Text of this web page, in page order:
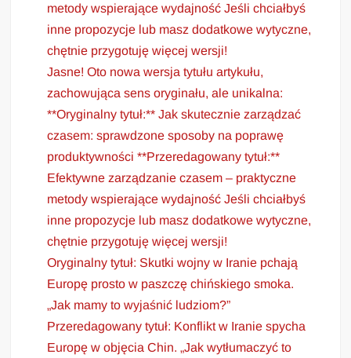
metody wspierające wydajność Jeśli chciałbyś
inne propozycje lub masz dodatkowe wytyczne,
chętnie przygotuję więcej wersji!
Jasne! Oto nowa wersja tytułu artykułu,
zachowująca sens oryginału, ale unikalna:
**Oryginalny tytuł:** Jak skutecznie zarządzać
czasem: sprawdzone sposoby na poprawę
produktywności **Przeredagowany tytuł:**
Efektywne zarządzanie czasem – praktyczne
metody wspierające wydajność Jeśli chciałbyś
inne propozycje lub masz dodatkowe wytyczne,
chętnie przygotuję więcej wersji!
Oryginalny tytuł: Skutki wojny w Iranie pchają
Europę prosto w paszczę chińskiego smoka.
„Jak mamy to wyjaśnić ludziom?”
Przeredagowany tytuł: Konflikt w Iranie spycha
Europę w objęcia Chin. „Jak wytłumaczyć to